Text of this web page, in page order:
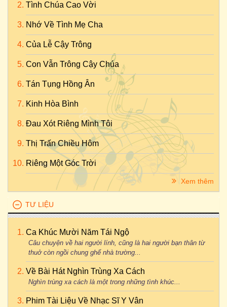
Tình Chúa Cao Vời
Nhớ Về Tình Mẹ Cha
Của Lễ Cậy Trông
Con Vẫn Trông Cậy Chúa
Tán Tụng Hồng Ân
Kinh Hòa Bình
Đau Xót Riêng Mình Tôi
Thị Trấn Chiều Hôm
Riêng Một Góc Trời
Xem thêm
TƯ LIỆU
Ca Khúc Mười Năm Tái Ngộ
Câu chuyện về hai người lính, cũng là hai người bạn thân từ
thuở còn ngồi chung ghế nhà trường...
Về Bài Hát Nghìn Trùng Xa Cách
Nghìn trùng xa cách là một trong những tình khúc...
Phim Tài Liệu Về Nhạc Sĩ Y Vân